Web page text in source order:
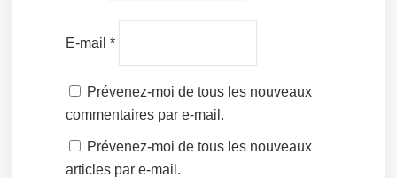
E-mail*
Prévenez-moi de tous les nouveaux
commentaires par e-mail.
Prévenez-moi de tous les nouveaux
articles par e-mail.